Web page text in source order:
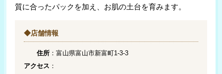
質に合ったパックを加え、お肌の土台を育みます。
◆店舗情報
住所 ：富山県富山市新富町1-3-3
アクセス ：